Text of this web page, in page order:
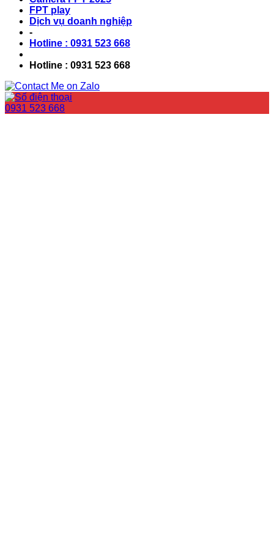
FPT play
Dịch vụ doanh nghiệp
-
Hotline : 0931 523 668
Hotline : 0931 523 668
0931 523 668